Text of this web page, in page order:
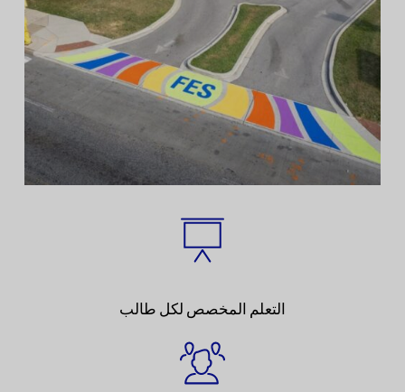
التعلم المخصص لكل طالب